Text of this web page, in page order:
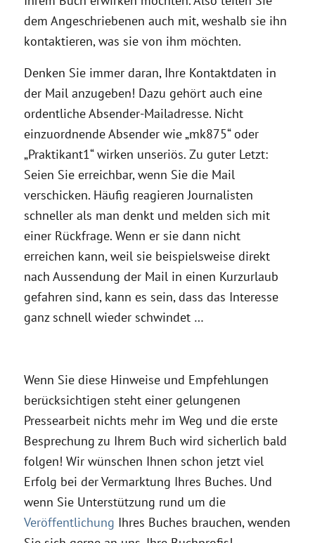
dem Angeschriebenen auch mit, weshalb sie ihn
kontaktieren, was sie von ihm möchten.
Denken Sie immer daran, Ihre Kontaktdaten in
der Mail anzugeben! Dazu gehört auch eine
ordentliche Absender-Mailadresse. Nicht
einzuordnende Absender wie „mk875“ oder
„Praktikant1“ wirken unseriös. Zu guter Letzt:
Seien Sie erreichbar, wenn Sie die Mail
verschicken. Häufig reagieren Journalisten
schneller als man denkt und melden sich mit
einer Rückfrage. Wenn er sie dann nicht
erreichen kann, weil sie beispielsweise direkt
nach Aussendung der Mail in einen Kurzurlaub
gefahren sind, kann es sein, dass das Interesse
ganz schnell wieder schwindet …
Wenn Sie diese Hinweise und Empfehlungen
berücksichtigen steht einer gelungenen
Pressearbeit nichts mehr im Weg und die erste
Besprechung zu Ihrem Buch wird sicherlich bald
folgen! Wir wünschen Ihnen schon jetzt viel
Erfolg bei der Vermarktung Ihres Buches. Und
wenn Sie Unterstützung rund um die
Veröffentlichung Ihres Buches brauchen, wenden